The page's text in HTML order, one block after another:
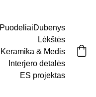
PuodeliaiDubenys
Lėkštės
Keramika & Medis
Interjero detalės
ES projektas